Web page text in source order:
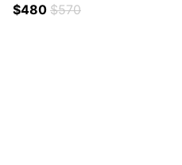
$480 $570